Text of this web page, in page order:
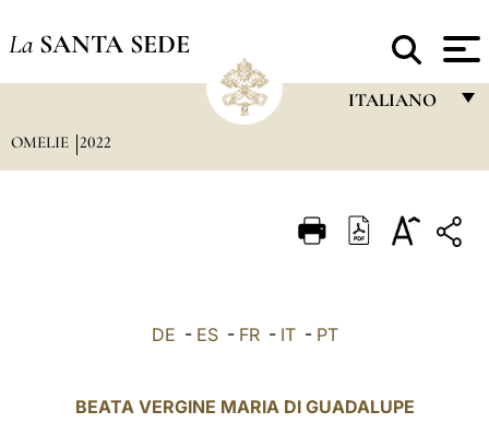
La SANTA SEDE
ITALIANO
ITALIANO
POLSKI
OMELIE 2022
DE - ES- FR- IT- PT
BEATA VERGINE MARIA DI GUADALUPE